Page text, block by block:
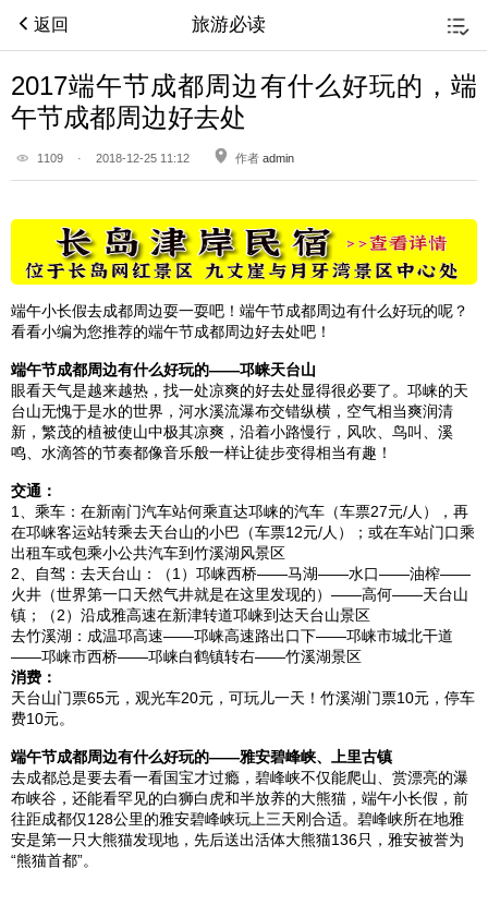
返回 旅游必读
2017端午节成都周边有什么好玩的，端
午节成都周边好去处
1109 · 2018-12-25 11:12 作者 admin
端午小长假去成都周边耍一耍吧！端午节成都周边有什么好玩的呢？
看看小编为您推荐的端午节成都周边好去处吧！
端午节成都周边有什么好玩的——邛崃天台山
眼看天气是越来越热，找一处凉爽的好去处显得很必要了。邛崃的天
台山无愧于是水的世界，河水溪流瀑布交错纵横，空气相当爽润清
新，繁茂的植被使山中极其凉爽，沿着小路慢行，风吹、鸟叫、溪
鸣、水滴答的节奏都像音乐般一样让徒步变得相当有趣！
交通：
1、乘车：在新南门汽车站何乘直达邛崃的汽车（车票27元/人），再
在邛崃客运站转乘去天台山的小巴（车票12元/人）；或在车站门口乘
出租车或包乘小公共汽车到竹溪湖风景区
2、自驾：去天台山：（1）邛崃西桥——马湖——水口——油榨——
火井（世界第一口天然气井就是在这里发现的）——高何——天台山
镇；（2）沿成雅高速在新津转道邛崃到达天台山景区
去竹溪湖：成温邛高速——邛崃高速路出口下——邛崃市城北干道
——邛崃市西桥——邛崃白鹤镇转右——竹溪湖景区
消费：
天台山门票65元，观光车20元，可玩儿一天！ 竹溪湖门票10元，停车
费10元。
端午节成都周边有什么好玩的——雅安碧峰峡、 上里古镇
去成都总是要去看一看国宝才过瘾， 碧峰峡不仅能爬山、赏漂亮的瀑
布峡谷，还能看罕见的白狮白虎和半放养的大熊猫，端午小长假，前
往距成都仅128公里的雅安碧峰峡玩上三天刚合适。 碧峰峡所在地雅
安是第一只大熊猫发现地，先后送出活体大熊猫136只， 雅安被誉为
“熊猫首都”。